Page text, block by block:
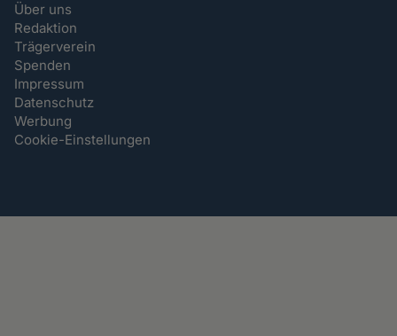
Über uns
Redaktion
Trägerverein
Spenden
Impressum
Datenschutz
Werbung
Cookie-Einstellungen